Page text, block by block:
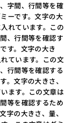
字間、行間等を確
ーです。文字の大
れています。この
、行間等を確認す
す。文字の大き
ています。この文
行間等を確認する
。文字の大きさ、
ます。この文章は
等を確認するため
字の大きさ、量、